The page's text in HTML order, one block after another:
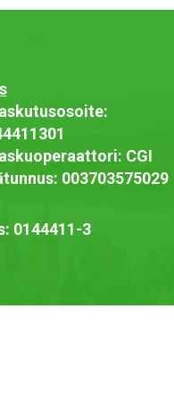
CGI
003703575029
0144411-3